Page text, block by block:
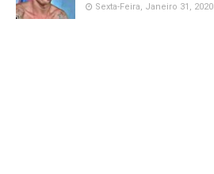
Sexta-Feira, Janeiro 31, 2020